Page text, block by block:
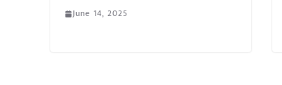
June 14, 2025